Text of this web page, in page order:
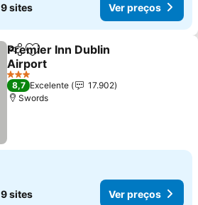
9 sites Ver preços
PartilharAdicionar aos favoritos
Premier Inn Dublin
Airport
3 Estrelas
8,7 Excelente
17.902
Swords
9 sites Ver preços